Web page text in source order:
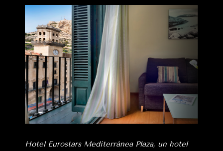
Hotel Eurostars Mediterránea Plaza, un hotel